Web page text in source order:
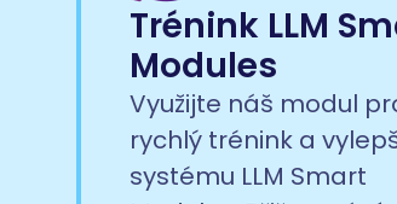
Trénink LLM
Modules
Využijte náš modul
rychlý trénink a
systému LLM Smart